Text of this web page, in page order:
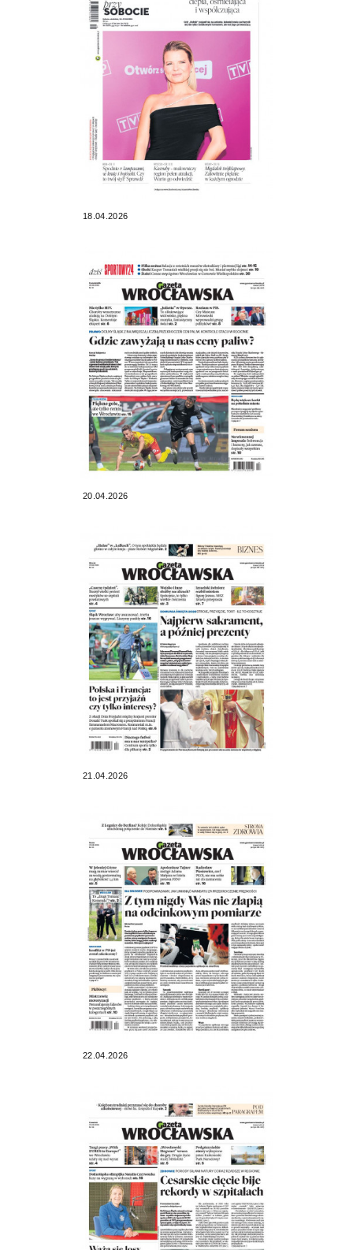
18.04.2026
20.04.2026
21.04.2026
22.04.2026